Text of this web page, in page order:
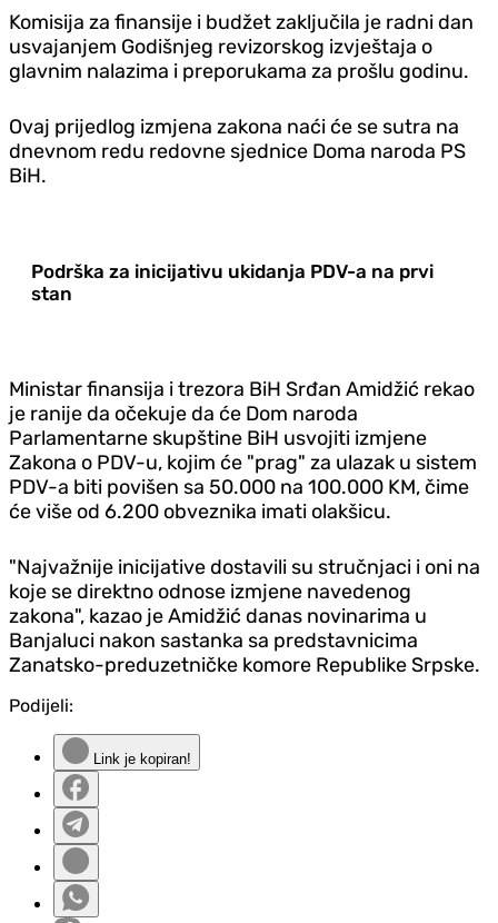
Komisija za finansije i budžet zaključila je radni dan
usvajanjem Godišnjeg revizorskog izvještaja o
glavnim nalazima i preporukama za prošlu godinu.
Ovaj prijedlog izmjena zakona naći će se sutra na
dnevnom redu redovne sjednice Doma naroda PS
BiH.
Podrška za inicijativu ukidanja PDV-a na prvi
stan
Ministar finansija i trezora BiH Srđan Amidžić rekao
je ranije da očekuje da će Dom naroda
Parlamentarne skupštine BiH usvojiti izmjene
Zakona o PDV-u, kojim će "prag" za ulazak u sistem
PDV-a biti povišen sa 50.000 na 100.000 KM, čime
će više od 6.200 obveznika imati olakšicu.
"Najvažnije inicijative dostavili su stručnjaci i oni na
koje se direktno odnose izmjene navedenog
zakona", kazao je Amidžić danas novinarima u
Banjaluci nakon sastanka sa predstavnicima
Zanatsko-preduzetničke komore Republike Srpske.
Podijeli:
Link je kopiran!